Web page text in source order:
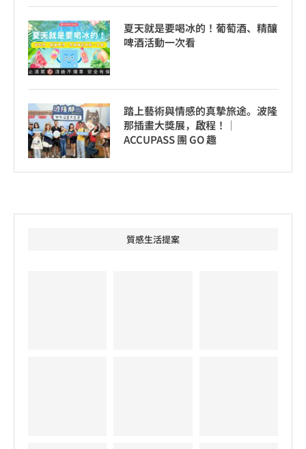
夏天就是要喝冰的！葡萄酒、精釀
啤酒活動一次看
踏上藝術與情感的真摯旅途。波隆
那插畫大獎展，啟程！│
ACCUPASS 團 GO 趣
質感生活提案